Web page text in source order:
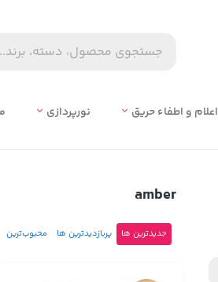
اعلام و اطفاء حریق نورپردازی
amber
جدیدترین ها پربازدیدترین ها محبوب‌‌ترین